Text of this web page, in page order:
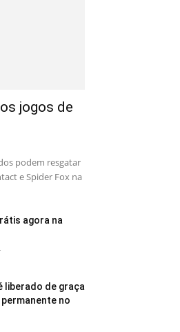
jogos de
podem resgatar
e Spider Fox na
agora na
liberado de graça
no